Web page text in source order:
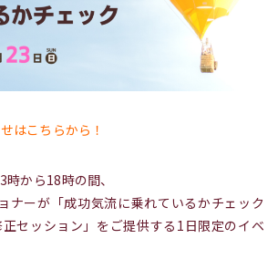
はこちらから！
から18時の間、
ナーが「成功気流に乗れているかチェック
セッション」をご提供する1日限定のイベ